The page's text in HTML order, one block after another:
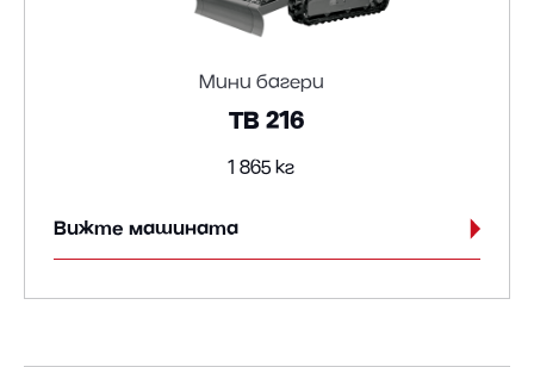
Мини багери
TB 216
1 865 кг
Вижте машината